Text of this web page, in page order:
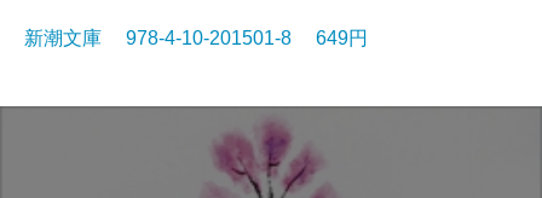
新潮文庫 978-4-10-201501-8 649円